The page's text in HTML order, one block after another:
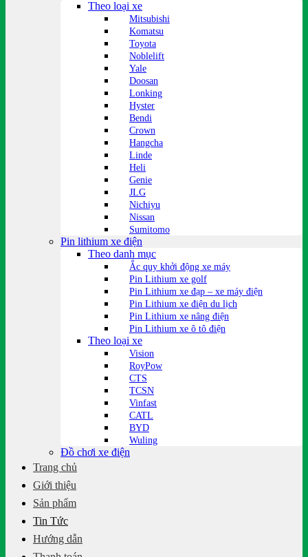
Theo loại xe
Mitsubishi
Komatsu
Toyota
Noblelift
Yale
Doosan
Lonking
Hyster
Bendi
Crown
Hangcha
Linde
Heli
Genie
JLG
Nichiyu
Nissan
Sumitomo
Pin lithium xe điện
Theo danh mục
Ắc quy khởi động xe máy
Pin Lithium xe golf
Pin Lithium xe đạp – xe máy điện
Pin Lithium xe điện du lịch
Pin Lithium xe nâng điện
Pin Lithium xe ô tô điện
Theo loại xe
Vision
RoyPow
CTS
TCSN
Vinfast
CATL
BYD
Wuling
Đồ chơi xe điện
Trang chủ
Giới thiệu
Sản phẩm
Tin Tức
Hướng dẫn